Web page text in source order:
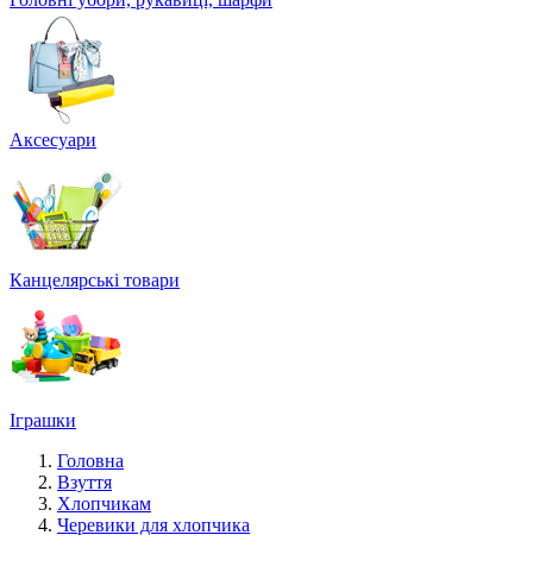
Аксесуари
Канцелярські товари
Іграшки
Головна
Взуття
Хлопчикам
Черевики для хлопчика